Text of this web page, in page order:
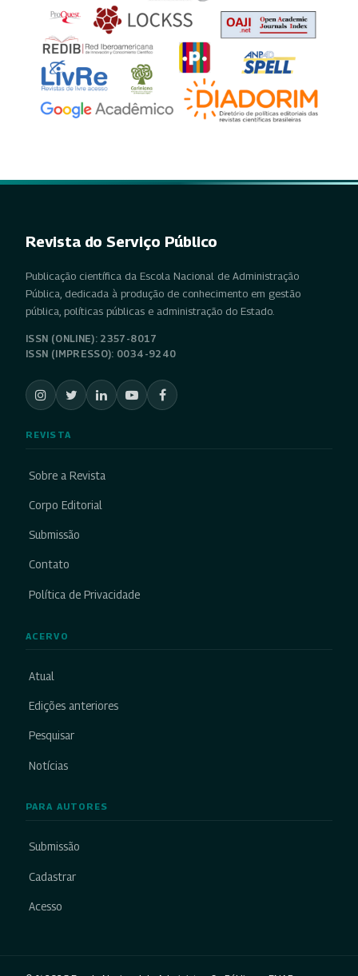
Revista do Serviço Público
Publicação científica da Escola Nacional de Administração
Pública, dedicada à produção de conhecimento em gestão
pública, políticas públicas e administração do Estado.
ISSN (ONLINE): 2357-8017
ISSN (IMPRESSO): 0034-9240
REVISTA
Sobre a Revista
Corpo Editorial
Submissão
Contato
Política de Privacidade
ACERVO
Atual
Edições anteriores
Pesquisar
Notícias
PARA AUTORES
Submissão
Cadastrar
Acesso